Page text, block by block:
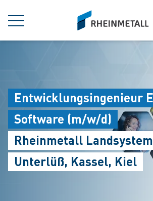
MENÜ
siteLogo
Entwicklungsingenieur
Software (m/w/d)
Rheinmetall
Unterlüß, Kassel, Kiel